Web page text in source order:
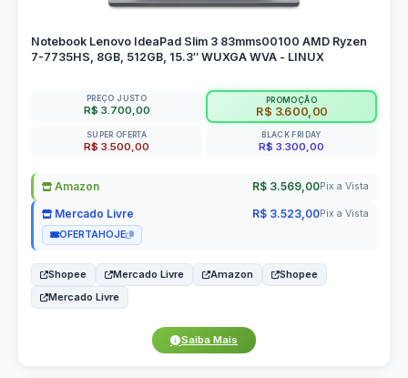
Notebook Lenovo IdeaPad Slim 3 83mms00100 AMD Ryzen
7-7735HS, 8GB, 512GB, 15.3″ WUXGA WVA - LINUX
PREÇO JUSTO
R$ 3.700,00
PROMOÇÃO
R$ 3.600,00
SUPER OFERTA
R$ 3.500,00
BLACK FRIDAY
R$ 3.300,00
Amazon R$ 3.569,00Pix a Vista
Mercado Livre R$ 3.523,00Pix a Vista
OFERTAHOJE
Shopee Mercado Livre Amazon
Shopee
Mercado Livre
Saiba Mais